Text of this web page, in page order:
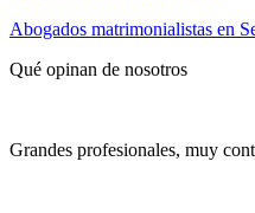
Abogados matrimonialistas en
Qué opinan de nosotros
Grandes profesionales, muy